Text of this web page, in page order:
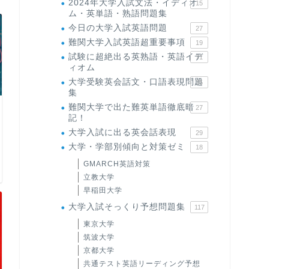
2024年大学入試文法・イディオ
ム・英単語・熟語問題集
15
今日の大学入試英語問題 27
難関大学入試英語超重要事項 19
試験に超絶出る英熟語・英語イデ
ィオム
71
大学受験英会話文・口語表現問題
集
35
難関大学で出た難英単語徹底暗
記！
27
大学入試に出る英会話表現 29
大学・学部別傾向と対策ゼミ 18
GMARCH英語対策
立教大学
早稲田大学
大学入試そっくり予想問題集 117
東京大学
筑波大学
京都大学
共通テスト英語リーディング予想